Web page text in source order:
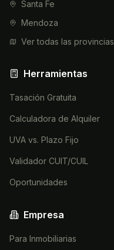
Santa Fe
Mendoza
Ver todas las provincias
Herramientas
Tasación Gratuita
Calculadora de Alquiler
UVA vs. Plazo Fijo
Validador CUIT/CUIL
Oportunidades
Empresa
Para Inmobiliarias